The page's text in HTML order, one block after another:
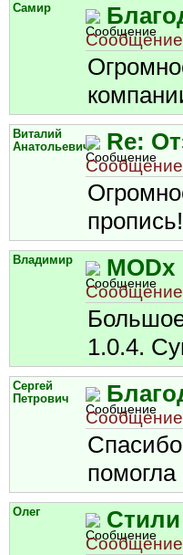
Самир
Виталий
Анатольевич
Re:
Владимир MODx
1.0.4.
Сергей
Петрович
помогла
Олег Стили